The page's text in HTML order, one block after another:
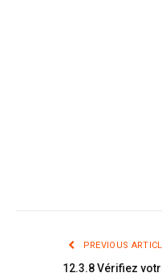
PREVIOUS
12.3.8 Vérifiez